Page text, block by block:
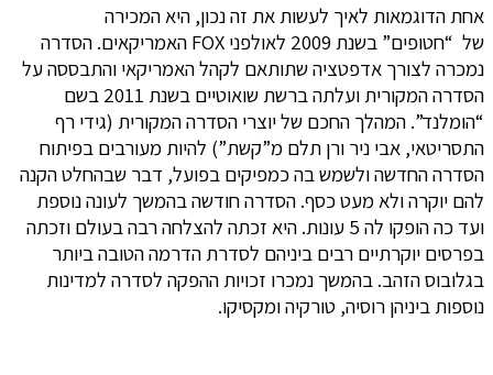
אחת הדוגמאות לאיך לעשות את זה נכון, היא המכירה
של “חטופים” בשנת 2009 לאולפני FOX האמריקאים. הסדרה
נמכרה לצורך אדפטציה שתותאם לקהל האמריקאי והתבססה על
הסדרה המקורית ועלתה ברשת שואוטיים בשנת 2011‏ בשם
“הומלנד”. המהלך החכם של יוצרי הסדרה המקורית (גידי רף
התסריטאי, אבי ניר ורן תלם מ”קשת”) להיות מעורבים בפיתוח
הסדרה החדשה ולשמש בה כמפיקים בפועל, דבר שבהחלט הקנה
להם יוקרה ולא מעט כסף. הסדרה חודשה בהמשך לעונה נוספת
ועד כה הופקו לה 5 עונות. היא זכתה להצלחה רבה בעולם וזכתה
בפרסים יוקרתיים רבים ביניהם לסדרת הדרמה הטובה ביותר
בגלובוס הזהב. בהמשך נמכרו זכויות ההפקה לסדרה למדינות
נוספות ביניהן רוסיה, טורקיה ומקסיקו.